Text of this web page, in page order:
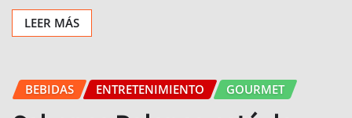
LEER MÁS
BEBIDAS ENTRETENIMIENTO GOURMET